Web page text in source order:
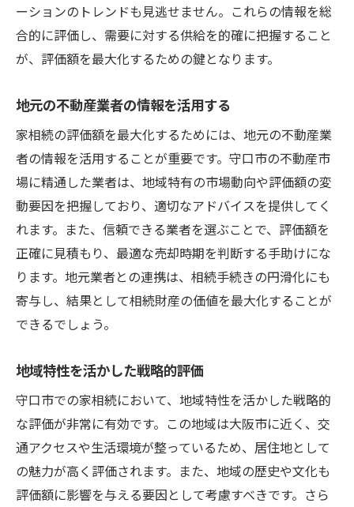
ーションのトレンドも見逃せません。これらの情報を総
合的に評価し、需要に対する供給を的確に把握すること
が、評価額を最大化するための鍵となります。
地元の不動産業者の情報を活用する
家相続の評価額を最大化するためには、地元の不動産業
者の情報を活用することが重要です。守口市の不動産市
場に精通した業者は、地域特有の市場動向や評価額の変
動要因を把握しており、適切なアドバイスを提供してく
れます。また、信頼できる業者を選ぶことで、評価額を
正確に見積もり、最適な売却時期を判断する手助けにな
ります。地元業者との連携は、相続手続きの円滑化にも
寄与し、結果として相続財産の価値を最大化することが
できるでしょう。
地域特性を活かした戦略的評価
守口市での家相続において、地域特性を活かした戦略的
な評価が非常に有効です。この地域は大阪市に近く、交
通アクセスや生活環境が整っているため、居住地として
の魅力が高く評価されます。また、地域の歴史や文化も
評価額に影響を与える要因として考慮すべきです。さら